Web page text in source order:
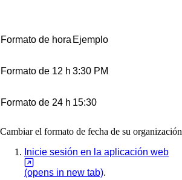
Formato de hora Ejemplo
Formato de 12 h 3:30 PM
Formato de 24 h 15:30
Cambiar el formato de fecha de su organización
Inicie sesión en la aplicación web
(opens in new tab).